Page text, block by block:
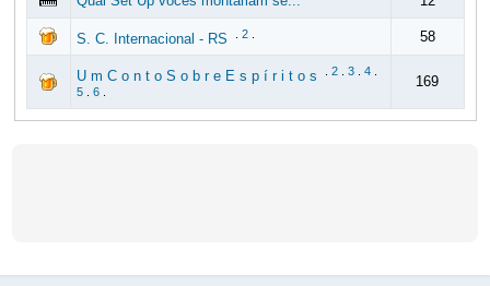
S. C. Internacional - RS 2. 58
U m C o n t o S o b r e E s p í r i t o s 2. 3. 4.
5. 6.
169